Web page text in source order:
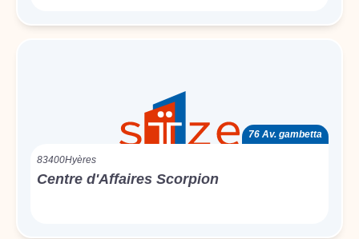
76 Av. gambetta
83400Hyères
Centre d'Affaires Scorpion